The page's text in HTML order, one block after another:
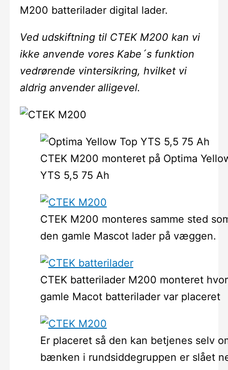
M200 batterilader digital lader.
Ved udskiftning til CTEK M200 kan vi
ikke anvende vores Kabe´s funktion
vedrørende vintersikring, hvilket vi
aldrig anvender alligevel.
CTEK M200 monteret på Optima
YTS 5,5 75 Ah
CTEK M200 monteres samme sted
den gamle Mascot lader på væggen.
CTEK batterilader M200 monteret
gamle Macot batterilader var placeret
Er placeret så den kan betjenes selv
bænken i rundsiddegruppen er slået